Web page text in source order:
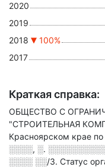
2020
2019
2018
100%
2017
Краткая справка:
ОБЩЕСТВО С
"СТРОИТЕЛЬНАЯ
Красноярском крае
░░░░, ░.
░░░░ ░░/3. Статус